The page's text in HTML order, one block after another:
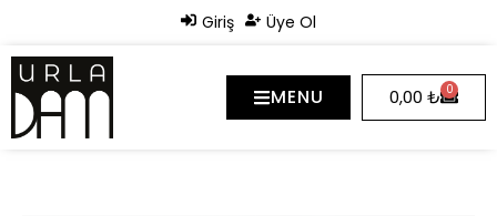
Giriş Üye Ol
MENU 0,00 ₺ 0